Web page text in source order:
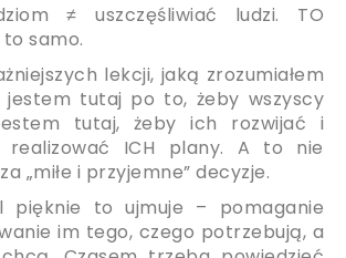
≠ uszczęśliwiać ludzi. TO
samo.
lekcji, jaką zrozumiałem
jestem tutaj po to, żeby wszyscy
tutaj, żeby ich rozwijać i
realizować ICH plany. A to nie
„miłe i przyjemne” decyzje.
pięknie to ujmuje – pomaganie
im tego, czego potrzebują, a